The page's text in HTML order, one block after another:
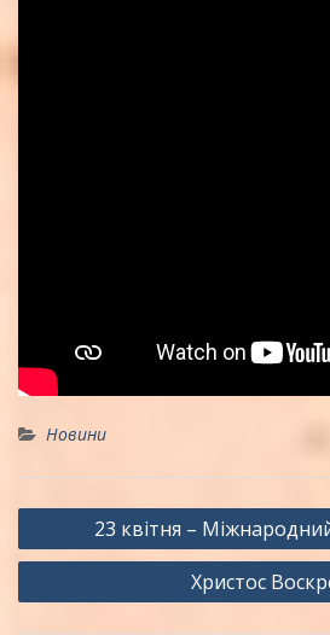
Новини
Навігація
записів
23 квітня –
Христос